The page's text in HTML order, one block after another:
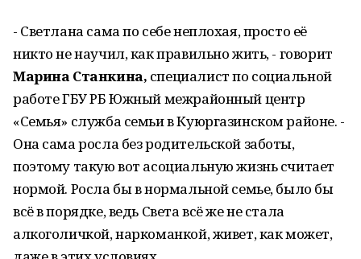
- Светлана сама по себе неплохая, просто её
никто не научил, как правильно жить, - говорит
Марина Станкина, специалист по социальной
работе ГБУ РБ Южный межрайонный центр
«Семья» служба семьи в Куюргазинском районе. -
Она сама росла без родительской заботы,
поэтому такую вот асоциальную жизнь считает
нормой. Росла бы в нормальной семье, было бы
всё в порядке, ведь Света всё же не стала
алкоголичкой, наркоманкой, живет, как может,